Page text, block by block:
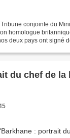
conjointe du
homologue
deux pays ont signé
du chef de la